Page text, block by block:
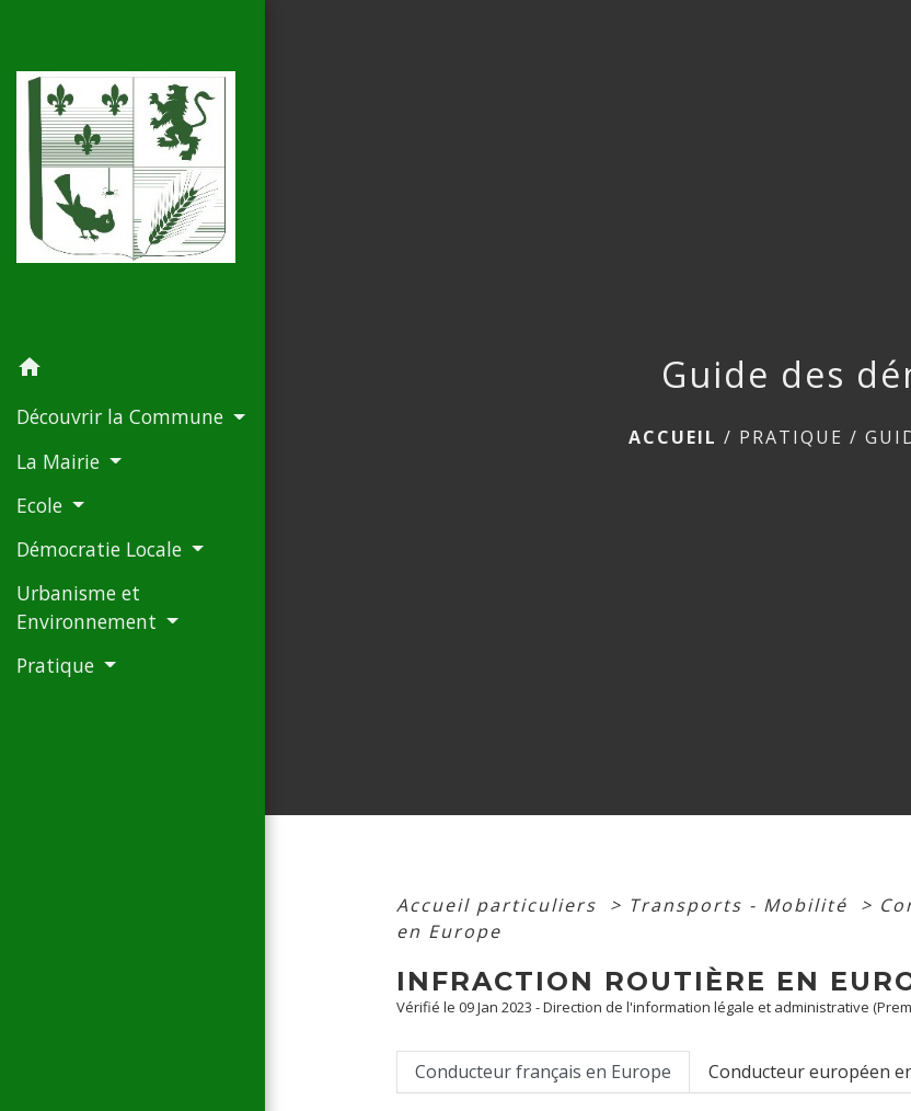
home
Découvrir la Commune
La Mairie
Ecole
Démocratie Locale
Urbanisme et
Environnement
Pratique
Guide des
ACCUEIL / PRATIQUE /
Accueil particuliers > Transports - Mobilité >
en Europe
INFRACTION ROUTIÈRE EN
Vérifié le 09 Jan 2023 - Direction de l'information légale et administrative
Conducteur français en Europe Conducteur européen